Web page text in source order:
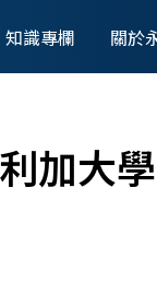
知識專欄 關於
加大學